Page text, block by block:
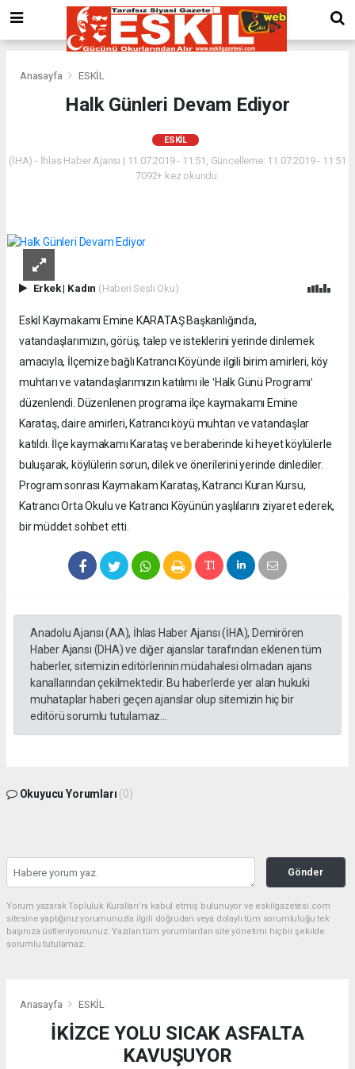
Anasayfa ESKİL
Halk Günleri Devam Ediyor
ESKİL
(İHA) - İhlas Haber Ajansı | 11.07.2019 - 11:51, Güncelleme: 11.07.2019 - 11:51
7092+ kez okundu.
Erkek| Kadın (Haberi Sesli Oku)
Eskil Kaymakamı Emine KARATAŞ Başkanlığında,
vatandaşlarımızın, görüş, talep ve isteklerini yerinde dinlemek
amacıyla, İlçemize bağlı Katrancı Köyünde ilgili birim amirleri, köy
muhtarı ve vatandaşlarımızın katılımı ile ʹHalk Günü Programıʹ
düzenlendi. Düzenlenen programa ilçe kaymakamı Emine
Karataş, daire amirleri, Katrancı köyü muhtarı ve vatandaşlar
katıldı. İlçe kaymakamı Karataş ve beraberinde ki heyet köylülerle
buluşarak, köylülerin sorun, dilek ve önerilerini yerinde dinlediler.
Program sonrası Kaymakam Karataş, Katrancı Kuran Kursu,
Katrancı Orta Okulu ve Katrancı Köyünün yaşlılarını ziyaret ederek,
bir müddet sohbet etti.
Anadolu Ajansı (AA), İhlas Haber Ajansı (İHA), Demirören
Haber Ajansı (DHA) ve diğer ajanslar tarafından eklenen tüm
haberler, sitemizin editörlerinin müdahalesi olmadan ajans
kanallarından çekilmektedir. Bu haberlerde yer alan hukuki
muhataplar haberi geçen ajanslar olup sitemizin hiç bir
editörü sorumlu tutulamaz...
Okuyucu Yorumları (0)
Gönder
Yorum yazarak Topluluk Kuralları’nı kabul etmiş bulunuyor ve eskilgazetesi.com
sitesine yaptığınız yorumunuzla ilgili doğrudan veya dolaylı tüm sorumluluğu tek
başınıza üstleniyorsunuz. Yazılan tüm yorumlardan site yönetimi hiçbir şekilde
sorumlu tutulamaz.
Anasayfa ESKİL
İKİZCE YOLU SICAK ASFALTA
KAVUŞUYOR